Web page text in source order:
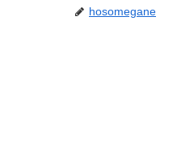
hosomegane